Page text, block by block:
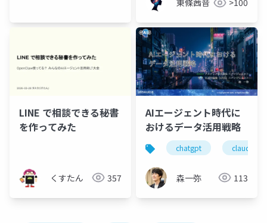
東條茜音 >100
LINE で相談できる秘書
を作ってみた
くすたん 357
AIエージェント時代に
おけるデータ活用戦略
chatgpt claude
森一弥 113